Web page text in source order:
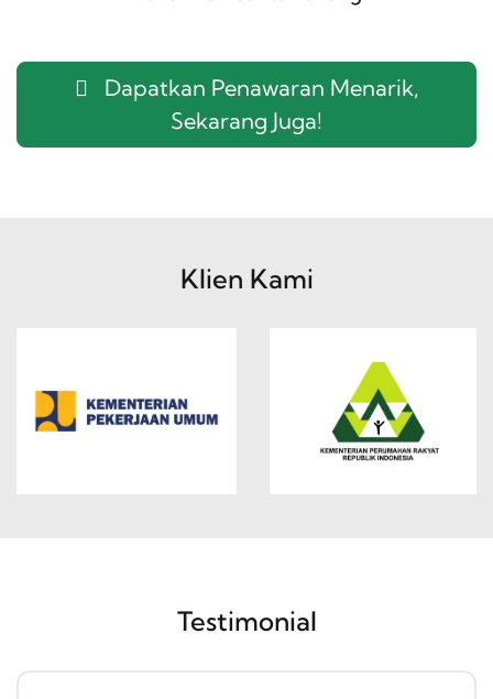
Dapatkan Penawaran Menarik,
Sekarang Juga!
Klien Kami
Testimonial